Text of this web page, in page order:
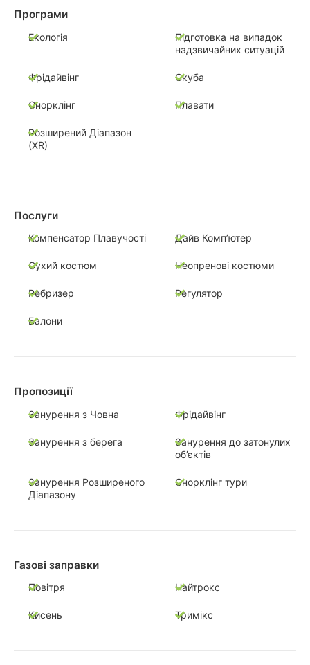
Програми
Екологія
Підготовка на випадок
надзвичайних ситуацій
Фрідайвінг Скуба
Снорклінг Плавати
Розширений Діапазон
(XR)
Послуги
Компенсатор Плавучості Дайв Комп’ютер
Сухий костюм Неопренові костюми
Ребризер Регулятор
Балони
Пропозиції
Занурення з Човна Фрідайвінг
Занурення з берега
Занурення до затонулих
об’єктів
Занурення Розширеного
Діапазону
Снорклінг тури
Газові заправки
Повітря Найтрокс
Кисень Тримікс